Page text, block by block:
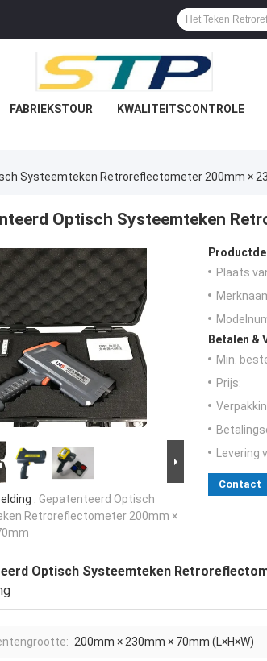
FABRIEKSTOUR KWALITEITSCONTROLE
Systeemteken Retroreflectometer 200mm ×
Optisch Systeemteken
: Gepatenteerd Optisch
Retroreflectometer 200mm ×
Plaats
Betalen &
Min.
Prijs:
Levering
Contact
Optisch Systeemteken
200mm × 230mm × 70mm (L×H×W)